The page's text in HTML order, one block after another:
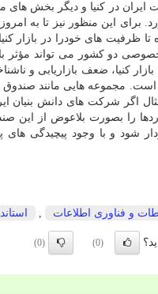
ایران در کنیا و دیگر بخش
برای این منظور نیز تا به
تا ظرفیت های خودرا در بازار
دو کشور می تواند مؤثر
کنیا، ضعف بازاریابی و
مجموعه هایی مانند صندوق
اگر شرکت های دانش بنیان
را بصورت بلاعوض از
شود و با وجود پیچیدگی
و فناوری اطلاعات
(0)
(0)